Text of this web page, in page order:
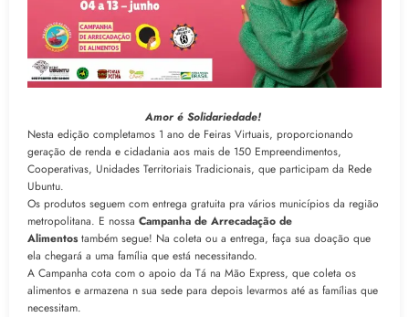
Amor é Solidariedade!
Nesta edição completamos 1 ano de Feiras Virtuais, proporcionando
geração de renda e cidadania aos mais de 150 Empreendimentos,
Cooperativas, Unidades Territoriais Tradicionais, que participam da Rede
Ubuntu.
Os produtos seguem com entrega gratuita pra vários municípios da região
metropolitana. E nossa Campanha de Arrecadação de
Alimentostambém segue! Na coleta ou a entrega, faça sua doação que
ela chegará a uma família que está necessitando.
A Campanha cota com o apoio da Tá na Mão Express, que coleta os
alimentos e armazena n sua sede para depois levarmos até as famílias que
necessitam.